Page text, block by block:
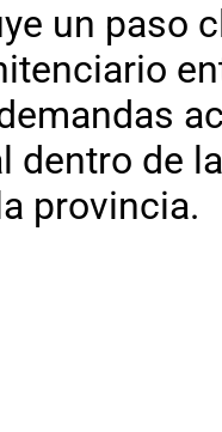
un paso
dentro de
provincia.